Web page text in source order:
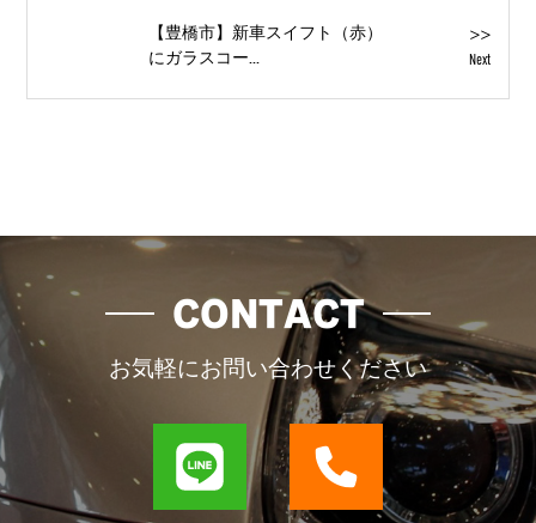
>>
Next
【豊橋市】新車スイフト（赤）
にガラスコー...
CONTACT
お気軽にお問い合わせください